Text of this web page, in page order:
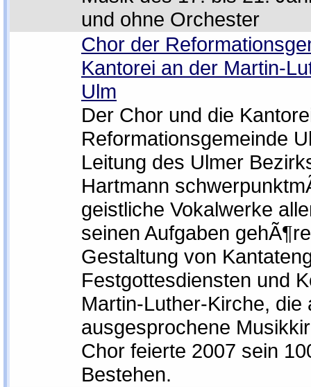
und ohne Orchester
Chor der
Kantorei an der Martin-
Ulm
Der Chor und die
Reformationsgemeinde
Leitung des Ulmer
Hartmann
geistliche Vokalwerke
seinen Aufgaben
Gestaltung von
Festgottesdiensten und
Martin-Luther-Kirche, die
ausgesprochene
Chor feierte 2007 sein
Bestehen.